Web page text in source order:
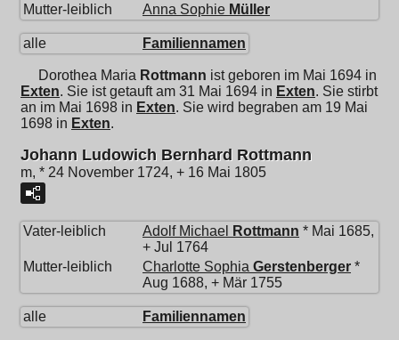
Mutter-leiblich
Anna Sophie Müller
alle Familiennamen
Dorothea Maria Rottmann ist geboren im Mai 1694 in
Exten. Sie ist getauft am 31 Mai 1694 in Exten. Sie stirbt
an im Mai 1698 in Exten. Sie wird begraben am 19 Mai
1698 in Exten.
Johann Ludowich Bernhard Rottmann
m, * 24 November 1724, + 16 Mai 1805
Vater-leiblich Adolf Michael Rottmann * Mai 1685,
+ Jul 1764
Mutter-leiblich
Charlotte Sophia Gerstenberger *
Aug 1688, + Mär 1755
alle Familiennamen